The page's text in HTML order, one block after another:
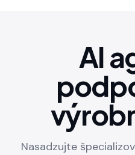
AI
Nasadzujte